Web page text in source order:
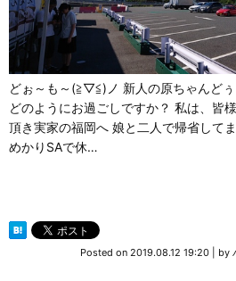
どぉ～も～(≧▽≦)ノ 新人の原ちゃんど
どのようにお過ごしですか？ 私は、皆
頂き実家の福岡へ 娘と二人で帰省して
めかりSAで休…
Posted on 2019.08.12 19:20 by